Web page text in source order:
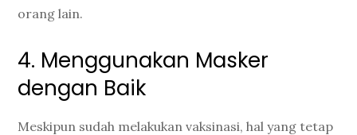
orang lain.
4. Menggunakan Masker
dengan Baik
Meskipun sudah melakukan vaksinasi, hal yang tetap